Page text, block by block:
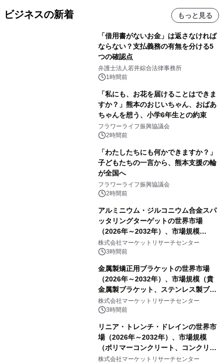
ビジネスの新着 もっと見る
「借用書がないお金」は返さなければ
ならない？支払義務の有無を分ける5
つの確認点
弁護士法人若井綜合法律事務所
1時間前
「私にも、お花を届けることはできま
すか？」熊本のおじいちゃん、おばあ
ちゃんを想う、小学6年生との約束
フラワーライフ振興協議会
2時間前
「わたしたちにも何かできますか？」
子どもたちの一言から、熊本支援の輪
が全国へ
フラワーライフ振興協議会
2時間前
アルミニウム・ジルコニウム合金スパ
ッタリングターゲットの世界市場
（2026年～2032年）、市場規模
（0.995、0.999、その他）・分析レポ
ートを発表
株式会社マーケットリサーチセンター
3時間前
金属製矯正用ブラケットの世界市場
（2026年～2032年）、市場規模（貴
金属製ブラケット、ステンレス製ブラ
ケット、純チタン製ブラケット）・分
析レポートを発表
株式会社マーケットリサーチセンター
3時間前
リニア・トレンチ・ドレインの世界市
場（2026年～2032年）、市場規模
（ポリマーコンクリート、コンクリー
ト、プラスチック、金属）・分析レポ
株式会社マーケットリサーチセンター